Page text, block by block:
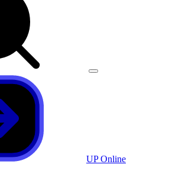
UP Online